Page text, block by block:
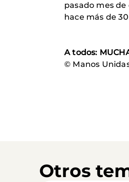
pasado mes
hace más de
A todos:
© Manos
Otros